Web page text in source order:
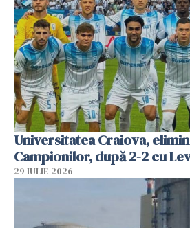
Universitatea Craiova,
Campionilor, după 2-2 cu
29 IULIE 2026